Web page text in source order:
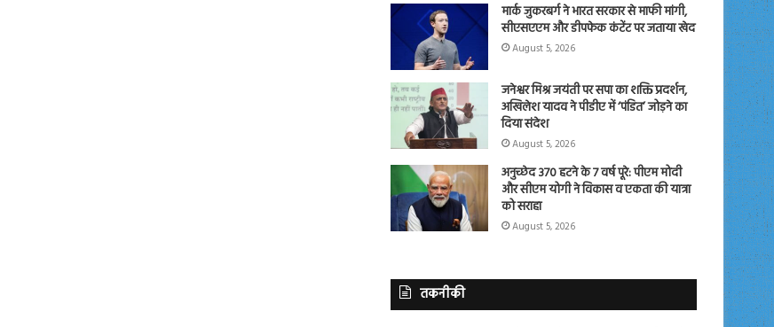
मार्क जुकरबर्ग ने भारत सरकार से माफी मांगी,
सीएसएएम और डीपफेक कंटेंट पर जताया खेद
August 5, 2026
जनेश्वर मिश्र जयंती पर सपा का शक्ति प्रदर्शन,
अखिलेश यादव ने पीडीए में ‘पंडित’ जोड़ने का
दिया संदेश
August 5, 2026
अनुच्छेद 370 हटने के 7 वर्ष पूरे: पीएम मोदी
और सीएम योगी ने विकास व एकता की यात्रा
को सराहा
August 5, 2026
तकनीकी